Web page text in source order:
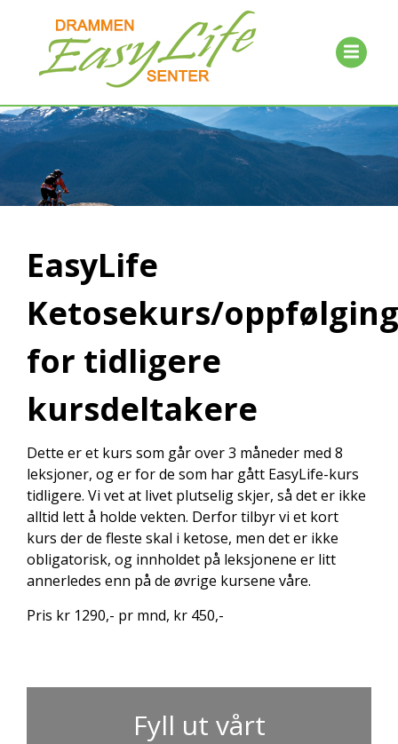
EasyLife
Ketosekurs/
for tidligere
kursdeltakere
Dette er et kurs som går over 3 måneder med 8
leksjoner, og er for de som har gått EasyLife-kurs
tidligere. Vi vet at livet plutselig skjer, så det er ikke
alltid lett å holde vekten. Derfor tilbyr vi et kort
kurs der de fleste skal i ketose, men det er ikke
obligatorisk, og innholdet på leksjonene er litt
annerledes enn på de øvrige kursene våre.
Pris kr 1290,- pr mnd, kr 450,-
Fyll ut vårt